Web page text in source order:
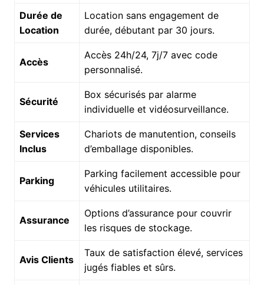
Durée de
Location
Location sans engagement de
durée, débutant par 30 jours.
Accès
Accès 24h/24, 7j/7 avec code
personnalisé.
Sécurité
Box sécurisés par alarme
individuelle et vidéosurveillance.
Services
Inclus
Chariots de manutention, conseils
d’emballage disponibles.
Parking
Parking facilement accessible pour
véhicules utilitaires.
Assurance
Options d’assurance pour couvrir
les risques de stockage.
Avis Clients
Taux de satisfaction élevé, services
jugés fiables et sûrs.